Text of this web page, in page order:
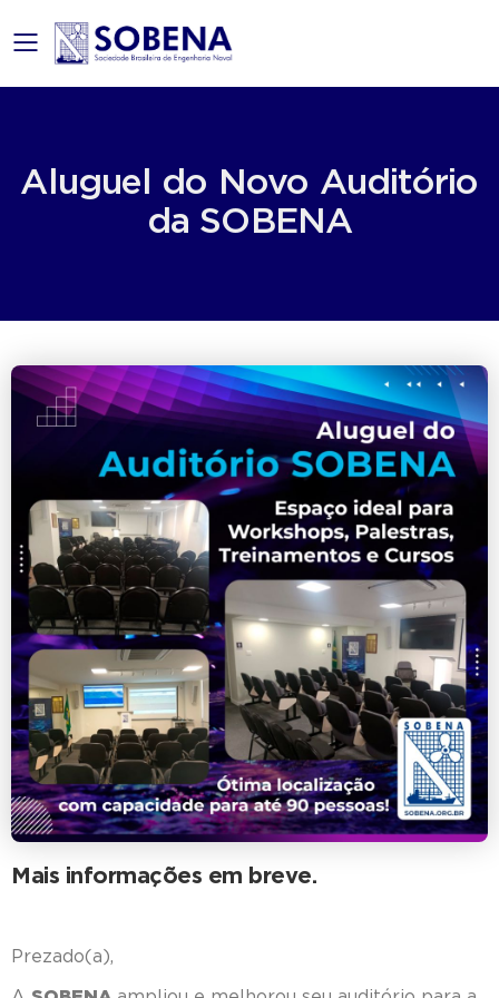
mobile menu
Aluguel do Novo Auditório
da SOBENA
Mais informações em breve.
Prezado(a),